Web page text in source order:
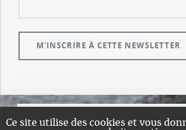
Ce site utilise des cookies et vous
© GUALENI.COM